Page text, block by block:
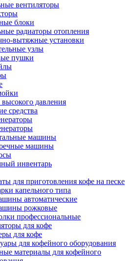
вентиляторы
блоки
радиаторы отопления
вытяжные установки
узлы
пушки
давления
средства
машины
машины
инвентарь
для приготовления кофе на песке
капельного типа
автоматические
рожковые
профессиональные
для кофе
для кофе
для кофейного оборудования
материалы для кофейного